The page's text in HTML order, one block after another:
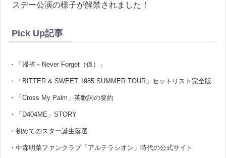
スデー公演の様子が解禁されました！
Pick Up記事
・「帰省～Never Forget（仮）」
・「BITTER & SWEET 1985 SUMMER TOUR」セットリスト完全版
・「Cross My Palm」英歌詞の要約
・「D404ME」STORY
・初めてのスター誕生落選
・中森明菜ファンクラブ「アルテラシオン」時代の公式サイト